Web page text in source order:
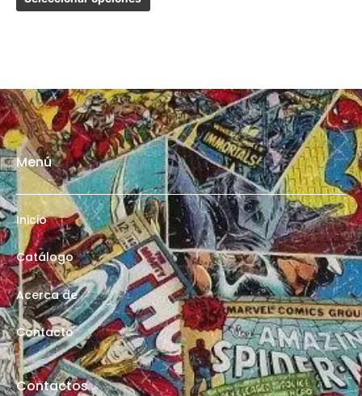
Menú
Inicio
Catálogo
Acerca de
Contacto
Contactos